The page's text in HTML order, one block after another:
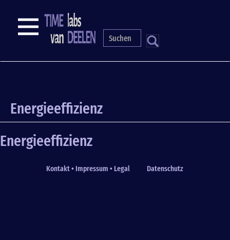
content
S
NAVIGATION
Energieeffizienz
Energieeffizienz
Fußzeile
Kontakt • Impressum • Legal Datenschutz